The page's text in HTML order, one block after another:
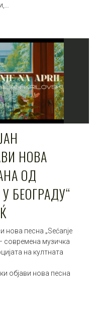
НОВА
ОД
БЕОГРАДУ“
нова песна „Sećanje
современа музичка
на култната
објави нова песна